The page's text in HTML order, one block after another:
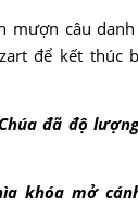
mượn câu
để kết thúc
đã độ
khóa mở